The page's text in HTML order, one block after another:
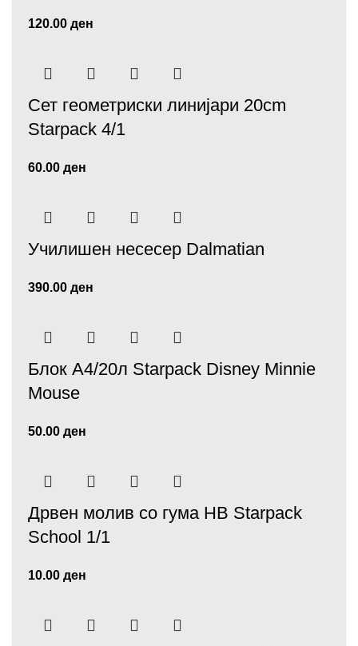
120.00 ден
Сет геометриски линијари 20cm
Starpack 4/1
60.00 ден
Училишен несесер Dalmatiаn
390.00 ден
Блок А4/20л Starpack Disney Minnie
Mouse
50.00 ден
Дрвен молив со гума HB Starpack
School 1/1
10.00 ден